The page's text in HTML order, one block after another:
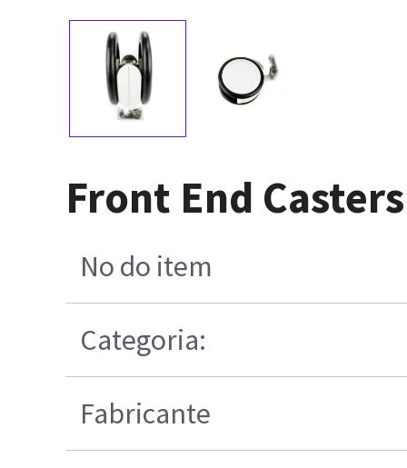
Front End Casters
No do item
Categoria:
Fabricante